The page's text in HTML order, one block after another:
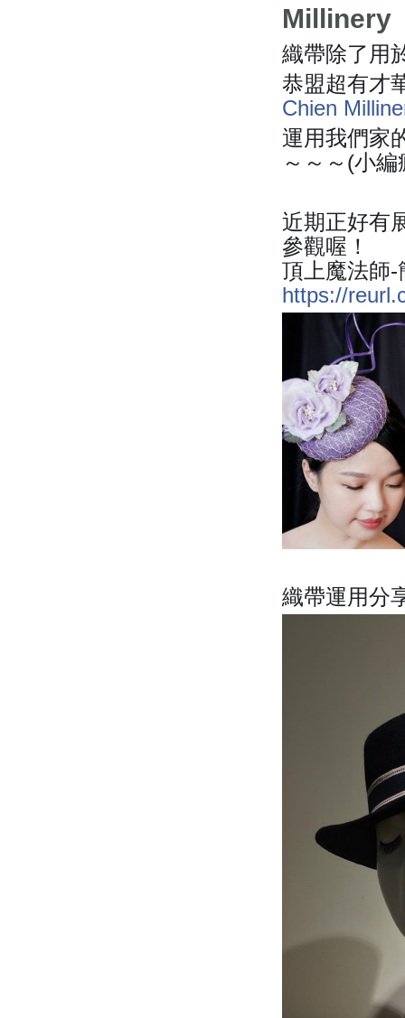
Millinery
織帶除了用
恭盟超有才
Chien
運用我們家
～～～(小
近期正好有
參觀喔！
頂上魔法師-
https://
織帶運用分